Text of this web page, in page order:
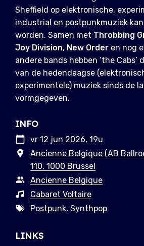
Sheffield op elektronische,
industrial en postpunkmuziek
worden. Samen met Throbbing
Joy Division, New Order en nog
andere bands hebben ‘the Cabs’
van de hedendaagse
experimentele) muziek sinds de
vormgegeven.
INFO
vr 12 jun 2026, 19u
Ancienne Belgique (AB
110, 1000 Brussel
Ancienne Belgique
Cabaret Voltaire
Postpunk, Synthpop
LINKS